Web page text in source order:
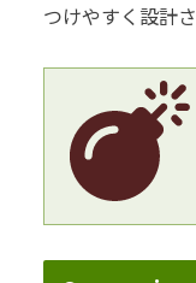
つけやすく設計